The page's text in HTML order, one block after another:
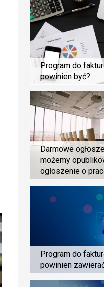
Program do
powinien być?
Darmowe
możemy
ogłoszenie o
Program do
powinien